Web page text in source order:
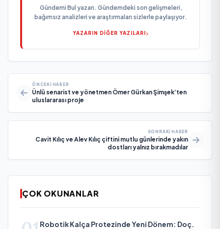
Gündemi Bul yazarı. Gündemdeki son gelişmeleri,
bağımsız analizleri ve araştırmaları sizlerle paylaşıyor.
YAZARIN DİĞER YAZILARI
ÖNCEKI HABER
Ünlü senarist ve yönetmen Ömer Gürkan Şimşek’ten
uluslararası proje
SONRAKI HABER
Cavit Kılıç ve Alev Kılıç çiftini mutlu günlerinde yakın
dostları yalnız bırakmadılar
ÇOK OKUNANLAR
Robotik Kalça Protezinde Yeni Dönem: Doç.